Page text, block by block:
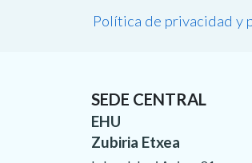
Política de privacidad y
SEDE CENTRAL
EHU
Zubiria Etxea